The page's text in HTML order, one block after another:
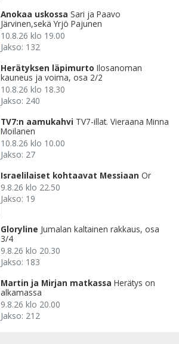
Anokaa uskossa Sari ja Paavo
Järvinen,sekä Yrjö Pajunen
10.8.26 klo 19.00
Jakso: 132
Herätyksen läpimurto Ilosanoman
kauneus ja voima, osa 2/2
10.8.26 klo 18.30
Jakso: 240
TV7:n aamukahvi TV7-illat. Vieraana Minna
Moilanen
10.8.26 klo 10.00
Jakso: 27
Israelilaiset kohtaavat Messiaan Or
9.8.26 klo 22.50
Jakso: 19
Gloryline Jumalan kaltainen rakkaus, osa
3/4
9.8.26 klo 20.30
Jakso: 183
Martin ja Mirjan matkassa Herätys on
alkamassa
9.8.26 klo 20.00
Jakso: 212